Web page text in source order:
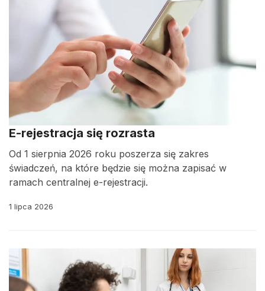
E-rejestracja się rozrasta
Od 1 sierpnia 2026 roku poszerza się zakres
świadczeń, na które będzie się można zapisać w
ramach centralnej e-rejestracji.
1 lipca 2026